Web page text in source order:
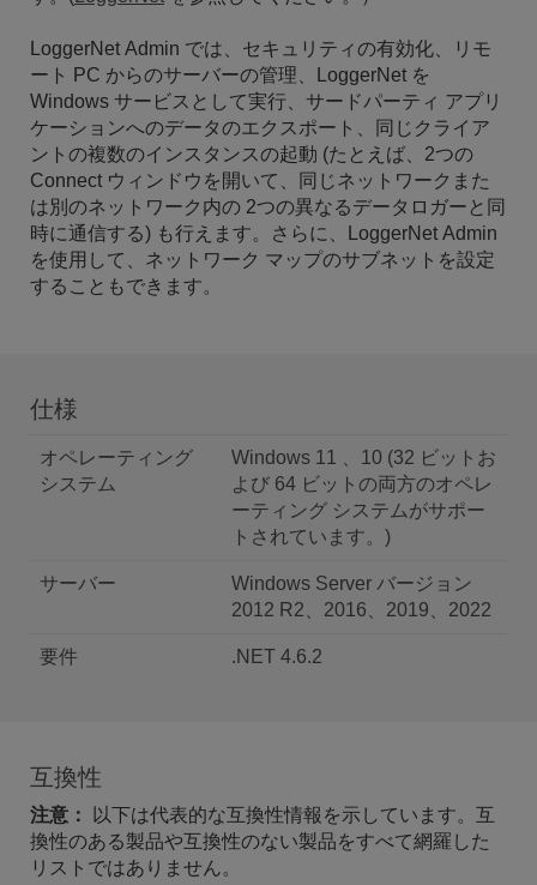
LoggerNet Admin では、セキュリティの有効化、リモ
ート PC からのサーバーの管理、LoggerNet を
Windows サービスとして実行、サードパーティ アプリ
ケーションへのデータのエクスポート、同じクライア
ントの複数のインスタンスの起動 (たとえば、2つの
Connect ウィンドウを開いて、同じネットワークまた
は別のネットワーク内の 2つの異なるデータロガーと同
時に通信する) も行えます。さらに、LoggerNet Admin
を使用して、ネットワーク マップのサブネットを設定
することもできます。
仕様
オペレーティング
システム
Windows 11 、10 (32 ビットお
よび 64 ビットの両方のオペレ
ーティング システムがサポー
トされています。)
サーバー
Windows Server バージョン
2012 R2、2016、2019、2022
要件 .NET 4.6.2
互換性
注意：
以下は代表的な互換性情報を示しています。互
換性のある製品や互換性のない製品をすべて網羅した
リストではありません。